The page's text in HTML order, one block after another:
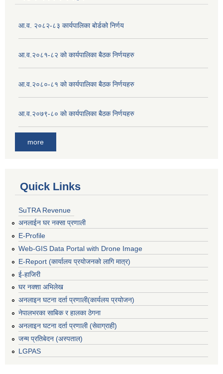
आ.व. २०८२-८३ कार्यपालिका बोर्डको निर्णय
आ.व.२०८१-८२ को कार्यपालिका बैठक निर्णयहरु
आ.व.२०८०-८१ को कार्यपालिका बैठक निर्णयहरु
आ.व.२०७९-८० को कार्यपालिका बैठक निर्णयहरु
more
Quick Links
SuTRA Revenue
अनलाईन घर नक्सा प्रणाली
E-Profile
Web-GIS Data Portal with Drone Image
E-Report (कार्यालय प्रयोजनको लागि मात्र)
ई-हाजिरी
घर नक्शा अभिलेख
अनलाइन घटना दर्ता प्रणाली(कार्यलय प्रयोजन)
नेपालभरका साबिक र हालका ठेगना
अनलाइन घटना दर्ता प्रणाली (सेवाग्राही)
जन्म प्रतिबेदन (अस्पताल)
LGPAS